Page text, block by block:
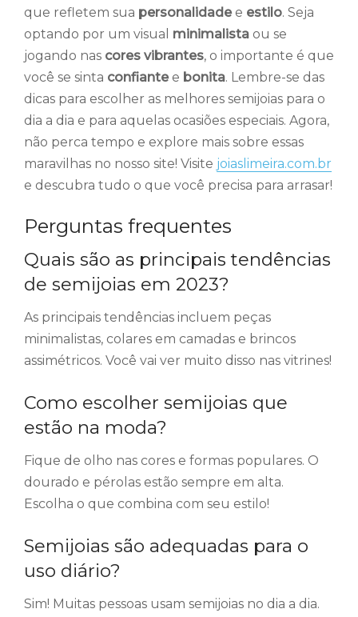
que refletem sua personalidadee estilo. Seja
optando por um visual minimalista ou se
jogando nas cores vibrantes, o importante é que
você se sinta confiantee bonita. Lembre-se das
dicas para escolher as melhores semijoias para o
dia a dia e para aquelas ocasiões especiais. Agora,
não perca tempo e explore mais sobre essas
maravilhas no nosso site! Visite joiaslimeira.com.br
e descubra tudo o que você precisa para arrasar!
Perguntas frequentes
Quais são as principais tendências
de semijoias em 2023?
As principais tendências incluem peças
minimalistas, colares em camadas e brincos
assimétricos. Você vai ver muito disso nas vitrines!
Como escolher semijoias que
estão na moda?
Fique de olho nas cores e formas populares. O
dourado e pérolas estão sempre em alta.
Escolha o que combina com seu estilo!
Semijoias são adequadas para o
uso diário?
Sim! Muitas pessoas usam semijoias no dia a dia.